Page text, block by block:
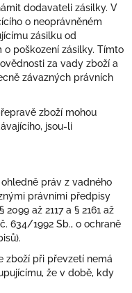
dodavateli zásilky. V
o neoprávněném
zásilku od
poškození zásilky. Tímto
za vady zboží a
závazných právních
zboží mohou
jsou-li
práv z vadného
právními předpisy
až 2117 a § 2161 až
634/1992 Sb., o ochraně
zboží při převzetí nemá
že v době, kdy